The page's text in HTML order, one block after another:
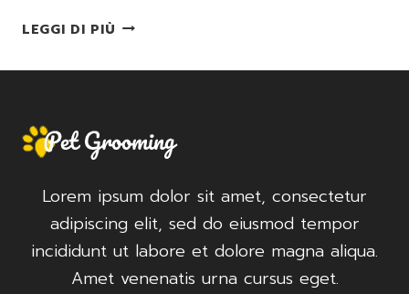
LEGGI DI PIÙ BRIOCHES
IN
Lorem ipsum dolor sit amet, consectetur
adipiscing elit, sed do eiusmod tempor
incididunt ut labore et dolore magna aliqua.
Amet venenatis urna cursus eget.